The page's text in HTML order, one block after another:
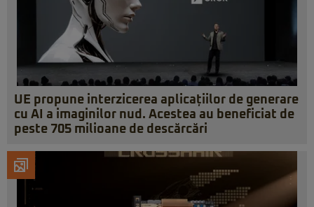
UE propune interzicerea aplicațiilor de generare
cu AI a imaginilor nud. Acestea au beneficiat de
peste 705 milioane de descărcări